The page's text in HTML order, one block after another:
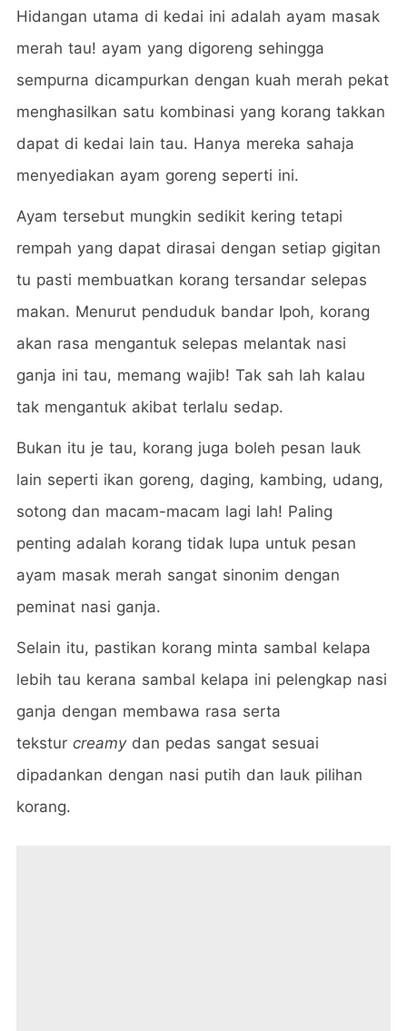
Hidangan utama di kedai ini adalah ayam masak
merah tau! ayam yang digoreng sehingga
sempurna dicampurkan dengan kuah merah pekat
menghasilkan satu kombinasi yang korang takkan
dapat di kedai lain tau. Hanya mereka sahaja
menyediakan ayam goreng seperti ini.
Ayam tersebut mungkin sedikit kering tetapi
rempah yang dapat dirasai dengan setiap gigitan
tu pasti membuatkan korang tersandar selepas
makan. Menurut penduduk bandar Ipoh, korang
akan rasa mengantuk selepas melantak nasi
ganja ini tau, memang wajib! Tak sah lah kalau
tak mengantuk akibat terlalu sedap.
Bukan itu je tau, korang juga boleh pesan lauk
lain seperti ikan goreng, daging, kambing, udang,
sotong dan macam-macam lagi lah! Paling
penting adalah korang tidak lupa untuk pesan
ayam masak merah sangat sinonim dengan
peminat nasi ganja.
Selain itu, pastikan korang minta sambal kelapa
lebih tau kerana sambal kelapa ini pelengkap nasi
ganja dengan membawa rasa serta
tekstur creamy dan pedas sangat sesuai
dipadankan dengan nasi putih dan lauk pilihan
korang.